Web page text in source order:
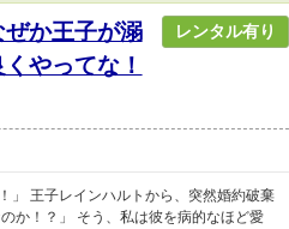
か王子が溺
やってな！
レンタル有り
」 王子レインハルトから、突然婚約破棄
か！？」 そう、私は彼を病的なほど愛